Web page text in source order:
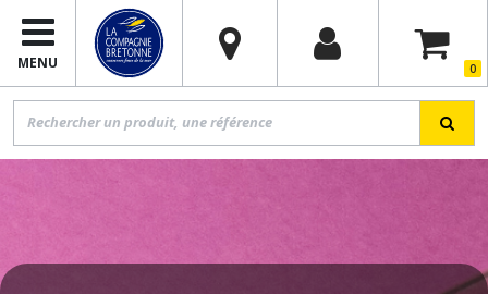
0
MENU